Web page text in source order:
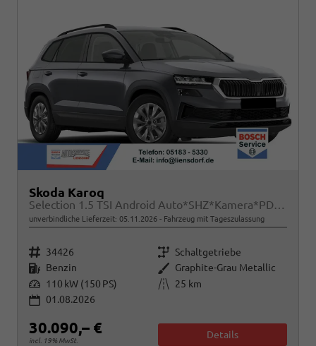
Skoda Karoq
Selection 1.5 TSI Android Auto*SHZ*Kamera*PDC v/h*Klimaauto*SUNSET*LED
unverbindliche Lieferzeit: 05.11.2026 Fahrzeug mit Tageszulassung
Fahrzeugnr. 34426 Getriebe Schaltgetriebe
Kraftstoff Benzin Außenfarbe Graphite-Grau Metallic
Leistung 110 kW (150 PS) Kilometerstand
25 km
01.08.2026
30.090,– €
incl. 19% MwSt.
Details